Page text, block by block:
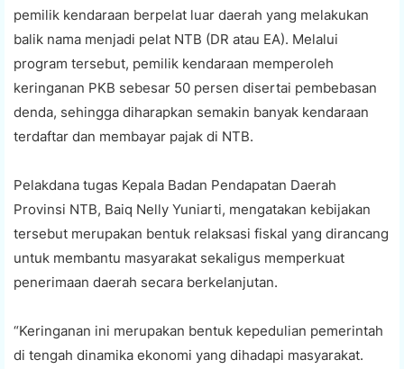
pemilik kendaraan berpelat luar daerah yang melakukan
balik nama menjadi pelat NTB (DR atau EA). Melalui
program tersebut, pemilik kendaraan memperoleh
keringanan PKB sebesar 50 persen disertai pembebasan
denda, sehingga diharapkan semakin banyak kendaraan
terdaftar dan membayar pajak di NTB.
Pelakdana tugas Kepala Badan Pendapatan Daerah
Provinsi NTB, Baiq Nelly Yuniarti, mengatakan kebijakan
tersebut merupakan bentuk relaksasi fiskal yang dirancang
untuk membantu masyarakat sekaligus memperkuat
penerimaan daerah secara berkelanjutan.
“Keringanan ini merupakan bentuk kepedulian pemerintah
di tengah dinamika ekonomi yang dihadapi masyarakat.